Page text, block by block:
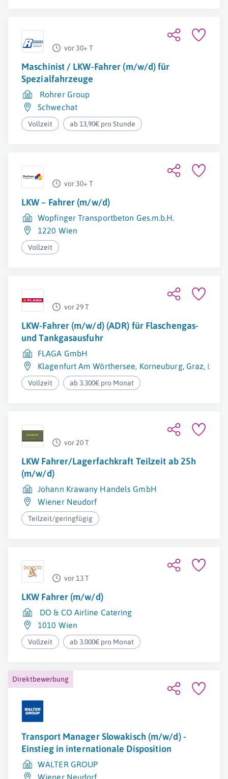
vor 30+ T
Maschinist / LKW-Fahrer (m/w/d) für
Spezialfahrzeuge
Rohrer Group
Schwechat
Vollzeit ab 13,90€ pro Stunde
vor 30+ T
LKW – Fahrer (m/w/d)
Wopfinger Transportbeton Ges.m.b.H.
1220 Wien
Vollzeit
vor 29 T
LKW-Fahrer (m/w/d) (ADR) für Flaschengas-
und Tankgasausfuhr
FLAGA GmbH
Klagenfurt Am Wörthersee, Korneuburg, Graz, Linz
Vollzeit ab 3.300€ pro Monat
vor 20 T
LKW Fahrer/Lagerfachkraft Teilzeit ab 25h
(m/w/d)
Johann Krawany Handels GmbH
Wiener Neudorf
Teilzeit/geringfügig
vor 13 T
LKW Fahrer (m/w/d)
DO & CO Airline Catering
1010 Wien
Vollzeit ab 3.000€ pro Monat
Direktbewerbung
Transport Manager Slowakisch (m/w/d) -
Einstieg in internationale Disposition
WALTER GROUP
Wiener Neudorf